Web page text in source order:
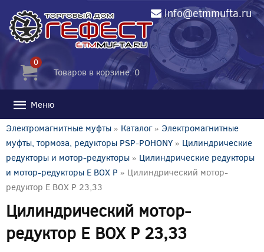
info@etmmufta.ru
0
Товаров в корзине: 0
Меню
Электромагнитные муфты » Каталог» Электромагнитные
муфты, тормоза, редукторы PSP-POHONY » Цилиндрические
редукторы и мотор-редукторы » Цилиндрические редукторы
и мотор-редукторы E BOX P » Цилиндрический мотор-
редуктор E BOX P 23,33
Цилиндрический мотор-
редуктор E BOX P 23,33